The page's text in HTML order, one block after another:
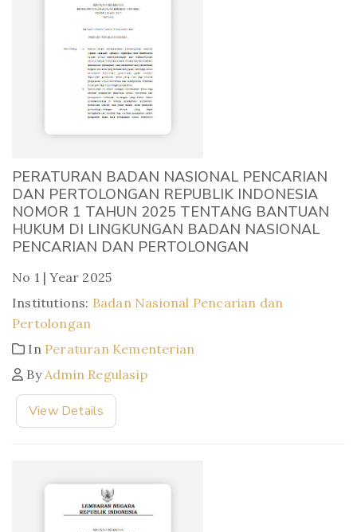
PERATURAN BADAN NASIONAL PENCARIAN
DAN PERTOLONGAN REPUBLIK INDONESIA
NOMOR 1 TAHUN 2025 TENTANG BANTUAN
HUKUM DI LINGKUNGAN BADAN NASIONAL
PENCARIAN DAN PERTOLONGAN
No 1 | Year 2025
Institutions: Badan Nasional Pencarian dan
Pertolongan
In Peraturan Kementerian
By Admin Regulasip
View Details